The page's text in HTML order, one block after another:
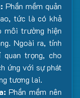
Phần mềm quản
tức là có khả
môi trường hiện
Ngoài ra, tính
trọng, cho
ứng với sự phát
tương lai.
Phần mềm nên